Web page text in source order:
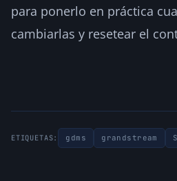
para ponerlo en práctica
cambiarlas y resetear el
ETIQUETAS: gdms grandstream